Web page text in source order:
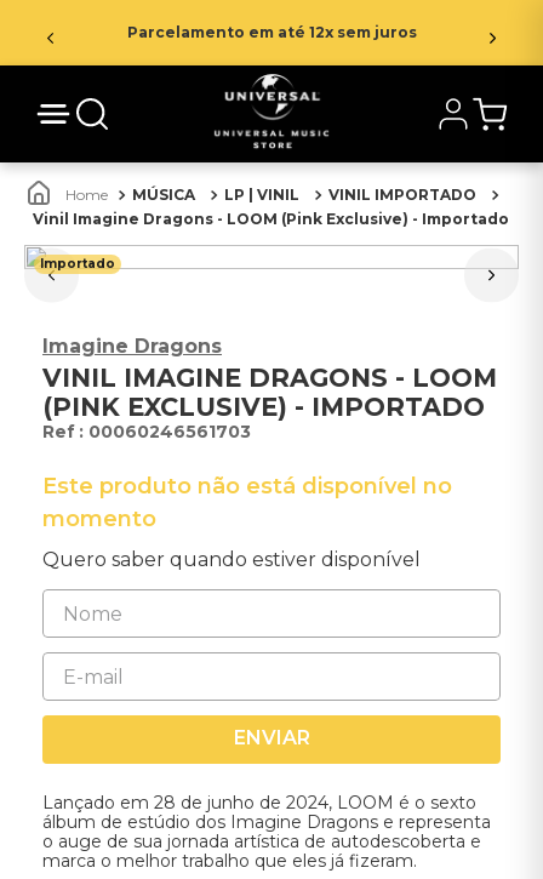
Parcelamento em até 12x sem juros
MÚSICA LP | VINIL
VINIL IMPORTADO
Vinil Imagine Dragons - LOOM (Pink Exclusive) - Importado
Importado
Imagine Dragons
VINIL IMAGINE DRAGONS - LOOM
(PINK EXCLUSIVE) - IMPORTADO
: 00060246561703
Este produto não está disponível no
momento
Quero saber quando estiver disponível
ENVIAR
Lançado em 28 de junho de 2024, LOOM é o sexto
álbum de estúdio dos Imagine Dragons e representa
o auge de sua jornada artística de autodescoberta e
marca o melhor trabalho que eles já fizeram.